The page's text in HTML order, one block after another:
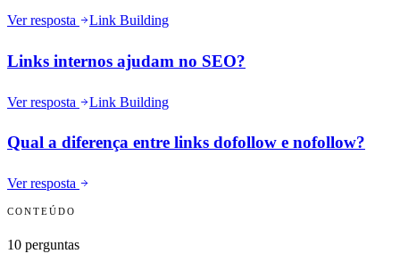
Ver resposta Link Building
Links internos ajudam no SEO?
Ver resposta Link Building
Qual a diferença entre links dofollow e nofollow?
Ver resposta
CONTEÚDO
10 perguntas